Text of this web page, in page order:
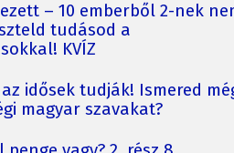
– 10 emberből 2-nek
tudásod a
KVÍZ
az idősek tudják! Ismered
magyar szavakat?